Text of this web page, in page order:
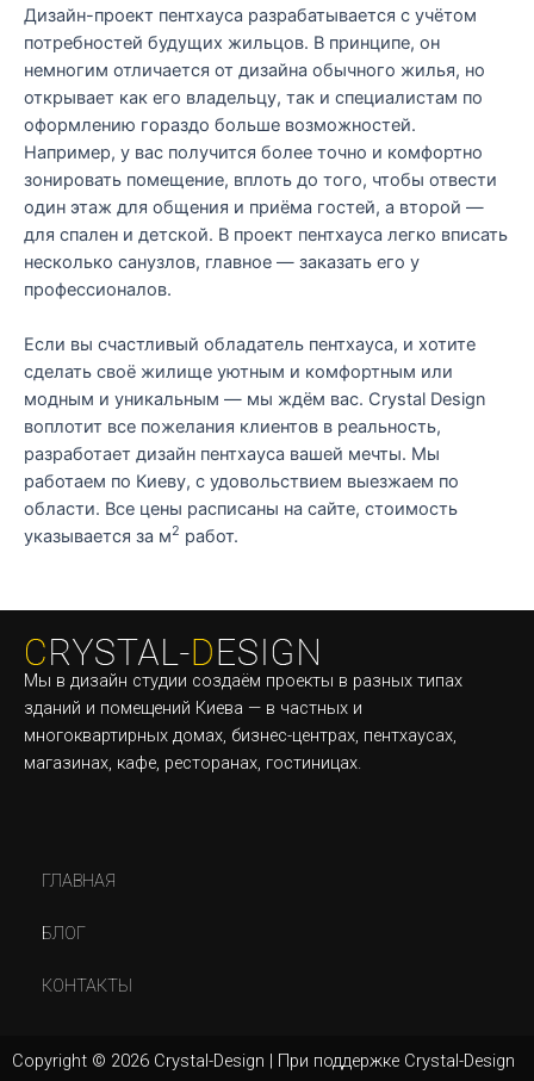
Дизайн-проект пентхауса разрабатывается с учётом
потребностей будущих жильцов. В принципе, он
немногим отличается от дизайна обычного жилья, но
открывает как его владельцу, так и специалистам по
оформлению гораздо больше возможностей.
Например, у вас получится более точно и комфортно
зонировать помещение, вплоть до того, чтобы отвести
один этаж для общения и приёма гостей, а второй —
для спален и детской. В проект пентхауса легко вписать
несколько санузлов, главное — заказать его у
профессионалов.
Если вы счастливый обладатель пентхауса, и хотите
сделать своё жилище уютным и комфортным или
модным и уникальным — мы ждём вас. Crystal Design
воплотит все пожелания клиентов в реальность,
разработает дизайн пентхауса вашей мечты. Мы
работаем по Киеву, с удовольствием выезжаем по
области. Все цены расписаны на сайте, стоимость
указывается за м2 работ.
Мы в дизайн студии создаём проекты в разных типах
зданий и помещений Киева — в частных и
многоквартирных домах, бизнес-центрах, пентхаусах,
магазинах, кафе, ресторанах, гостиницах.
ГЛАВНАЯ
БЛОГ
КОНТАКТЫ
Copyright © 2026 Crystal-Design | При поддержке Crystal-Design